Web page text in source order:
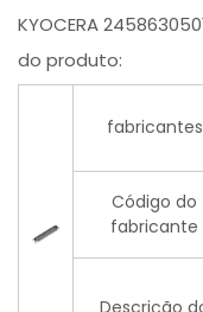
KYOCERA
do produto:
fabricantes
Código do
fabricante